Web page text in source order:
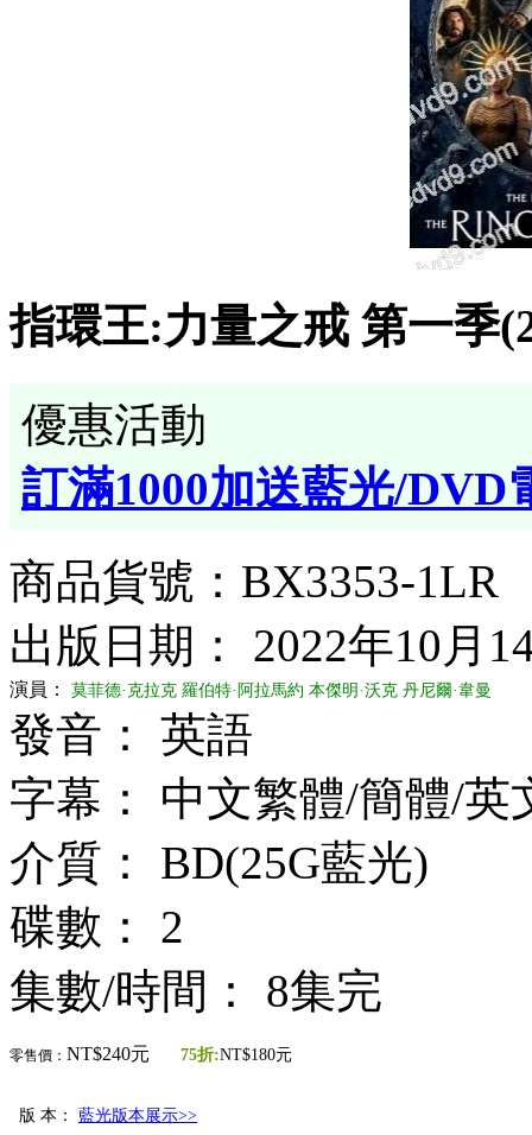
指環王:力量之戒 第一季
優惠活動
訂滿1000加送藍光/DVD
商品貨號：BX3353-1LR
出版日期： 2022年10月
演員： 莫菲德·克拉克 羅伯特·阿拉馬約 本傑明·沃克 丹尼爾·韋曼
發音： 英語
字幕： 中文繁體/簡體/英
介質： BD(25G藍光)
碟數： 2
集數/時間： 8集完
零售價： NT$240元 75折:NT$180元
版 本： 藍光版本展示>>